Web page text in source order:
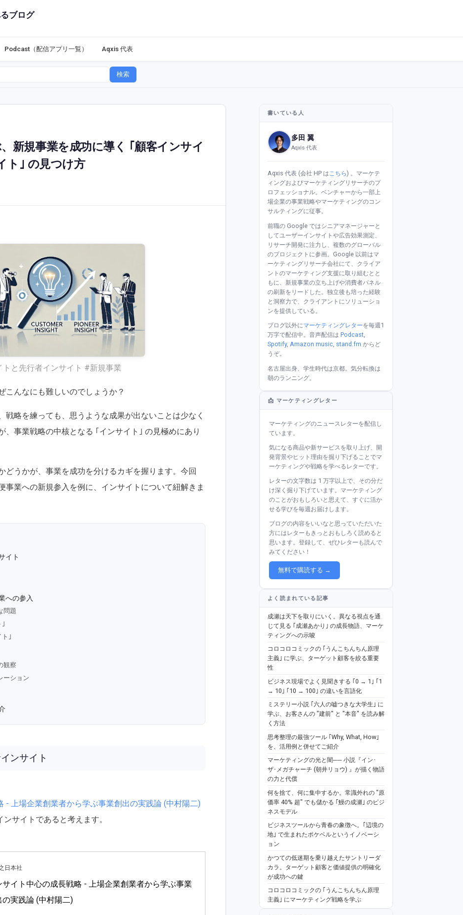
ブログ
Podcast（配信アプリ一覧） Aqxis 代表
検索
新規事業を成功に導く ｢顧客インサイ
ト｣ の見つけ方
と先行者インサイト #新規事業
こんなにも難しいのでしょうか？
戦略を練っても、思うような成果が出ないことは少なく
、事業戦略の中核となる ｢インサイト｣ の見極めにあり
どうかが、事業を成功を分けるカギを握ります。今回
事業への新規参入を例に、インサイトについて紐解きま
イト
への参入
問題
｣
観察
ーション
ンサイト
- 上場企業創業者から学ぶ事業創出の実践論 (中村陽二)
サイトであると考えます。
日本社
サイト中心の成長戦略 - 上場企業創業者から学ぶ事業
の実践論 (中村陽二)
書いている人
多田 翼
Aqxis 代表
Aqxis 代表 (会社 HP はこちら) 。マーケテ
ィングおよびマーケティングリサーチのプ
ロフェッショナル。ベンチャーから一部上
場企業の事業戦略やマーケティングのコン
サルティングに従事。
前職の Google ではシニアマネージャーと
してユーザーインサイトや広告効果測定、
リサーチ開発に注力し、複数のグローバル
のプロジェクトに参画。Google 以前はマ
ーケティングリサーチ会社にて、クライア
ントのマーケティング支援に取り組むとと
もに、新規事業の立ち上げや消費者パネル
の刷新をリードした。独立後も培った経験
と洞察力で、クライアントにソリューショ
ンを提供している。
ブログ以外にマーケティングレターを毎週1
万字で配信中。音声配信は Podcast,
Spotify, Amazon music, stand.fm からど
うぞ。
名古屋出身、学生時代は京都。気分転換は
朝のランニング。
📩 マーケティングレター
マーケティングのニュースレターを配信し
ています。
気になる商品や新サービスを取り上げ、開
発背景やヒット理由を掘り下げることでマ
ーケティングや戦略を学べるレターです。
レターの文字数は 1 万字以上で、その分だ
け深く掘り下げています。マーケティング
のことがおもしろいと思えて、すぐに活か
せる学びを毎週お届けします。
ブログの内容をいいなと思っていただいた
方にはレターもきっとおもしろく読めると
思います。登録して、ぜひレターも読んで
みてください！
無料で購読する →
よく読まれている記事
成瀬は天下を取りにいく。異なる視点を通
じて見る ｢成瀬あかり｣ の成長物語、マーケ
ティングへの示唆
コロコロコミックの ｢うんこちんちん原理
主義｣ に学ぶ、ターゲット顧客を絞る重要
性
ビジネス現場でよく見聞きする ｢0 → 1｣ ｢1
→ 10｣ ｢10 → 100｣ の違いを言語化
ミステリー小説 ｢六人の嘘つきな大学生｣ に
学ぶ、お客さんの "建前" と "本音" を読み解
く方法
思考整理の最強ツール ｢Why, What, How｣
を、活用例と併せてご紹介
マーケティングの光と闇── 小説『イン･
ザ･メガチャーチ (朝井リョウ) 』が描く物語
の力と代償
何を捨て、何に集中するか。常識外れの "原
価率 40% 超" でも儲かる ｢鰻の成瀬｣ のビジ
ネスモデル
ビジネスツールから青春の象徴へ。｢辺境の
地｣ で生まれたポケベルというイノベーシ
ョン
かつての低迷期を乗り越えたサントリーダ
カラ。ターゲット顧客と価値提供の明確化
が成功への鍵
コロコロコミックの ｢うんこちんちん原理
主義｣ にマーケティング戦略を学ぶ